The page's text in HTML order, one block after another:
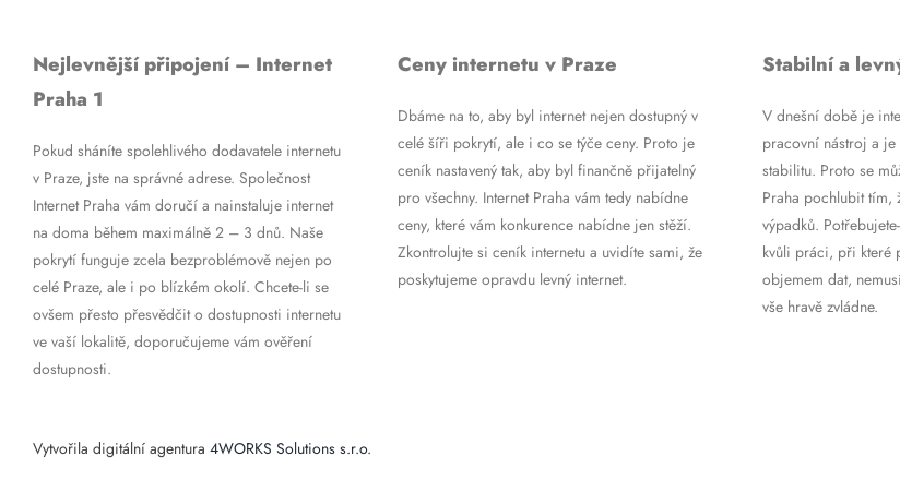
Nejlevnější připojení – Internet
Praha 1
Pokud sháníte spolehlivého dodavatele internetu
v Praze, jste na správné adrese. Společnost
Internet Praha vám doručí a nainstaluje internet
na doma během maximálně 2 – 3 dnů. Naše
pokrytí funguje zcela bezproblémově nejen po
celé Praze, ale i po blízkém okolí. Chcete-li se
ovšem přesto přesvědčit o dostupnosti internetu
ve vaší lokalitě, doporučujeme vám ověření
dostupnosti.
Ceny internetu v Praze
Dbáme na to, aby byl internet nejen dostupný v
celé šíři pokrytí, ale i co se týče ceny. Proto je
ceník nastavený tak, aby byl finančně přijatelný
pro všechny. Internet Praha vám tedy nabídne
ceny, které vám konkurence nabídne jen stěží.
Zkontrolujte si ceník internetu a uvidíte sami, že
poskytujeme opravdu levný internet.
Stabilní a
V dnešní době je
pracovní nástroj a
stabilitu. Proto se
Praha pochlubit tím,
výpadků.
kvůli práci, při které
objemem dat,
vše hravě zvládne.
Vytvořila digitální agentura 4WORKS Solutions s.r.o.